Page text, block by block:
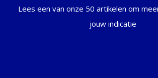
Lees een van onze 50 artikelen om
jouw indicatie